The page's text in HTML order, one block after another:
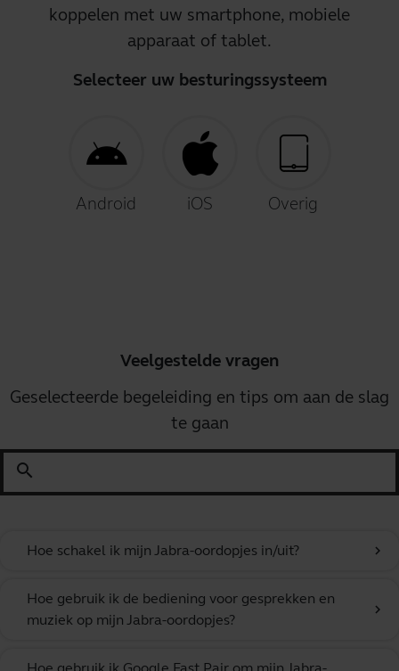
koppelen met uw smartphone, mobiele
apparaat of tablet.
Selecteer uw besturingssysteem
Android iOS Overig
Veelgestelde vragen
Geselecteerde begeleiding en tips om aan de slag
te gaan
search
Hoe schakel ik mijn Jabra-oordopjes in/uit? chevron_right
Hoe gebruik ik de bediening voor gesprekken en
muziek op mijn Jabra-oordopjes?
chevron_right